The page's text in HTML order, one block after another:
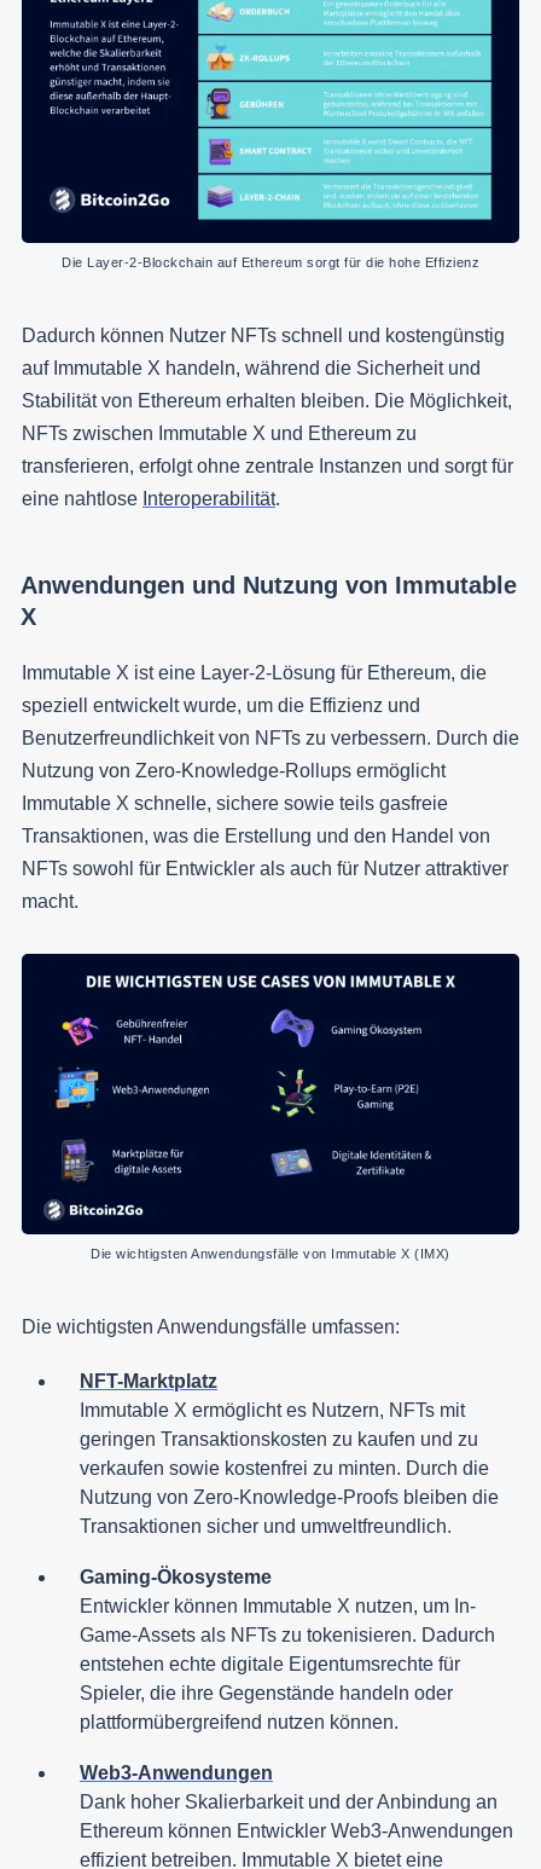
Die Layer-2-Blockchain auf Ethereum sorgt für die hohe Effizienz
Dadurch können Nutzer NFTs schnell und kostengünstig
auf Immutable X handeln, während die Sicherheit und
Stabilität von Ethereum erhalten bleiben. Die Möglichkeit,
NFTs zwischen Immutable X und Ethereum zu
transferieren, erfolgt ohne zentrale Instanzen und sorgt für
eine nahtlose Interoperabilität.
Anwendungen und Nutzung von Immutable
X
Immutable X ist eine Layer-2-Lösung für Ethereum, die
speziell entwickelt wurde, um die Effizienz und
Benutzerfreundlichkeit von NFTs zu verbessern. Durch die
Nutzung von Zero-Knowledge-Rollups ermöglicht
Immutable X schnelle, sichere sowie teils gasfreie
Transaktionen, was die Erstellung und den Handel von
NFTs sowohl für Entwickler als auch für Nutzer attraktiver
macht.
Die wichtigsten Anwendungsfälle von Immutable X (IMX)
Die wichtigsten Anwendungsfälle umfassen:
NFT-Marktplatz
Immutable X ermöglicht es Nutzern, NFTs mit
geringen Transaktionskosten zu kaufen und zu
verkaufen sowie kostenfrei zu minten. Durch die
Nutzung von Zero-Knowledge-Proofs bleiben die
Transaktionen sicher und umweltfreundlich.
Gaming-Ökosysteme
Entwickler können Immutable X nutzen, um In-
Game-Assets als NFTs zu tokenisieren. Dadurch
entstehen echte digitale Eigentumsrechte für
Spieler, die ihre Gegenstände handeln oder
plattformübergreifend nutzen können.
Web3-Anwendungen
Dank hoher Skalierbarkeit und der Anbindung an
Ethereum können Entwickler Web3-Anwendungen
effizient betreiben. Immutable X bietet eine